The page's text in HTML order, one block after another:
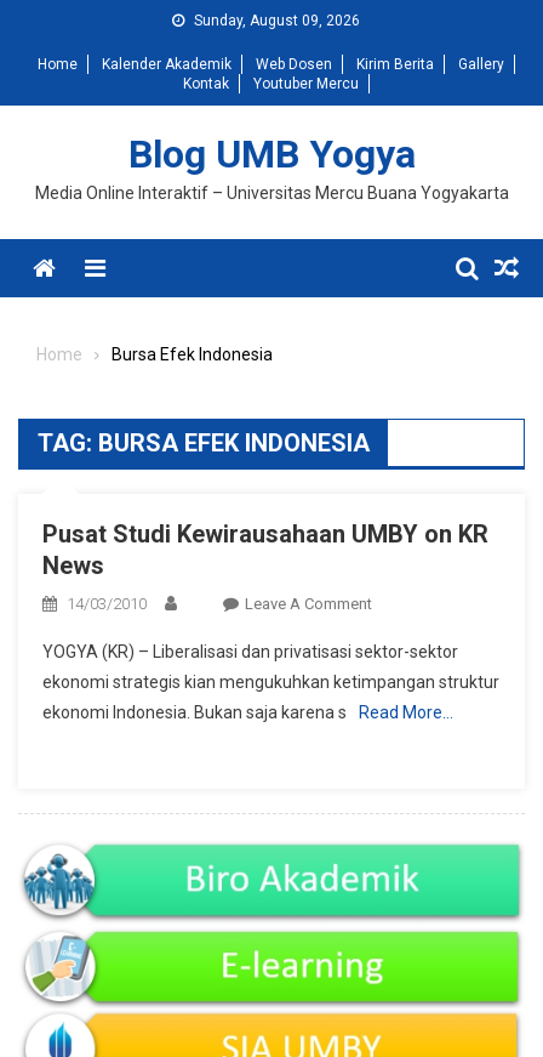
content
Sunday, August 09, 2026
Home Kalender Akademik Web Dosen Kirim Berita
Gallery
Kontak
Youtuber Mercu
Blog UMB Yogya
Media Online Interaktif – Universitas Mercu Buana Yogyakarta
Menu
Home Bursa Efek Indonesia
TAG: BURSA EFEK INDONESIA
Pusat Studi Kewirausahaan UMBY on KR
News
14/03/2010 Leave A CommentOn
Studi
Kewirausahaan
UMBY
YOGYA (KR) – Liberalisasi dan privatisasi sektor-sektor
ekonomi strategis kian mengukuhkan ketimpangan struktur
ekonomi Indonesia. Bukan saja karena s
Read More…